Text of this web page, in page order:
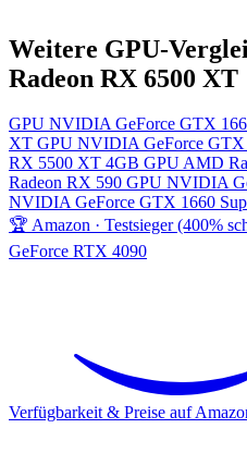
Weitere GPU-
Radeon RX 6500 XT
GPU NVIDIA GeForce GTX
XT GPU NVIDIA GeForce GTX
RX 5500 XT 4GB GPUAMD
Radeon RX 590 GPU NVIDIA
NVIDIA GeForce GTX 1660
🏆 Amazon · Testsieger (400%
GeForce RTX 4090
Verfügbarkeit & Preise auf